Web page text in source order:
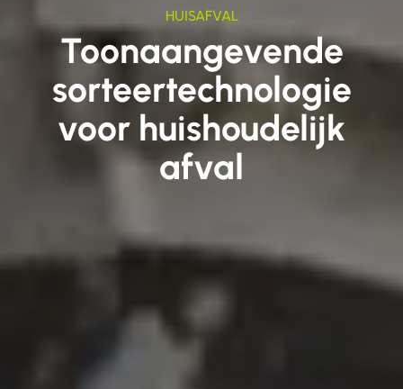
HUISAFVAL
Toonaangevende
sorteertechnologie
voor huishoudelijk
afval